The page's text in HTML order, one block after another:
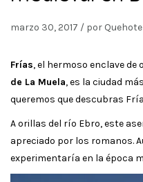
marzo 30, 2017 / por
Frías, el hermoso enclave de
de La Muela, es la ciudad
queremos que descubras
A orillas del río Ebro, este
apreciado por los romanos.
experimentaría en la época